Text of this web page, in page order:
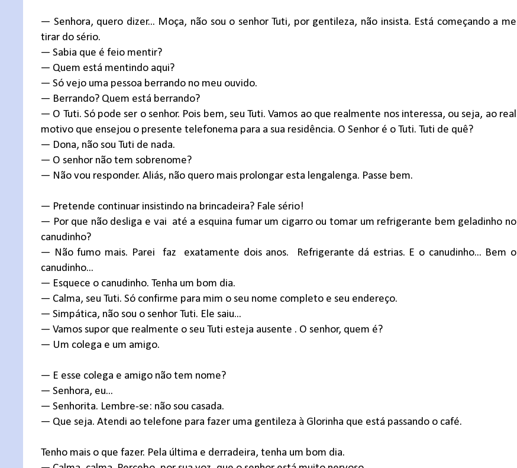
— Senhora, quero dizer... Moça, não sou o senhor Tuti, por gentileza, não insista. Está começando a me
tirar do sério.
— Sabia que é feio mentir?
— Quem está mentindo aqui?
— Só vejo uma pessoa berrando no meu ouvido.
— Berrando? Quem está berrando?
— O Tuti. Só pode ser o senhor. Pois bem, seu Tuti. Vamos ao que realmente nos interessa, ou seja, ao real
motivo que ensejou o presente telefonema para a sua residência. O Senhor é o Tuti. Tuti de quê?
— Dona, não sou Tuti de nada.
— O senhor não tem sobrenome?
— Não vou responder. Aliás, não quero mais prolongar esta lengalenga. Passe bem.
— Pretende continuar insistindo na brincadeira? Fale sério!
— Por que não desliga e vai até a esquina fumar um cigarro ou tomar um refrigerante bem geladinho no
canudinho?
— Não fumo mais. Parei
faz exatamente dois anos.
Refrigerante dá estrias. E o canudinho... Bem o
canudinho...
— Esquece o canudinho. Tenha um bom dia.
— Calma, seu Tuti. Só confirme para mim o seu nome completo e seu endereço.
— Simpática, não sou o senhor Tuti. Ele saiu...
— Vamos supor que realmente o seu Tuti esteja ausente . O senhor, quem é?
— Um colega e um amigo.
— E esse colega e amigo não tem nome?
— Senhora, eu...
— Senhorita. Lembre-se: não sou casada.
— Que seja. Atendi ao telefone para fazer uma gentileza à Glorinha que está passando o café.
Tenho mais o que fazer. Pela última e derradeira, tenha um bom dia.